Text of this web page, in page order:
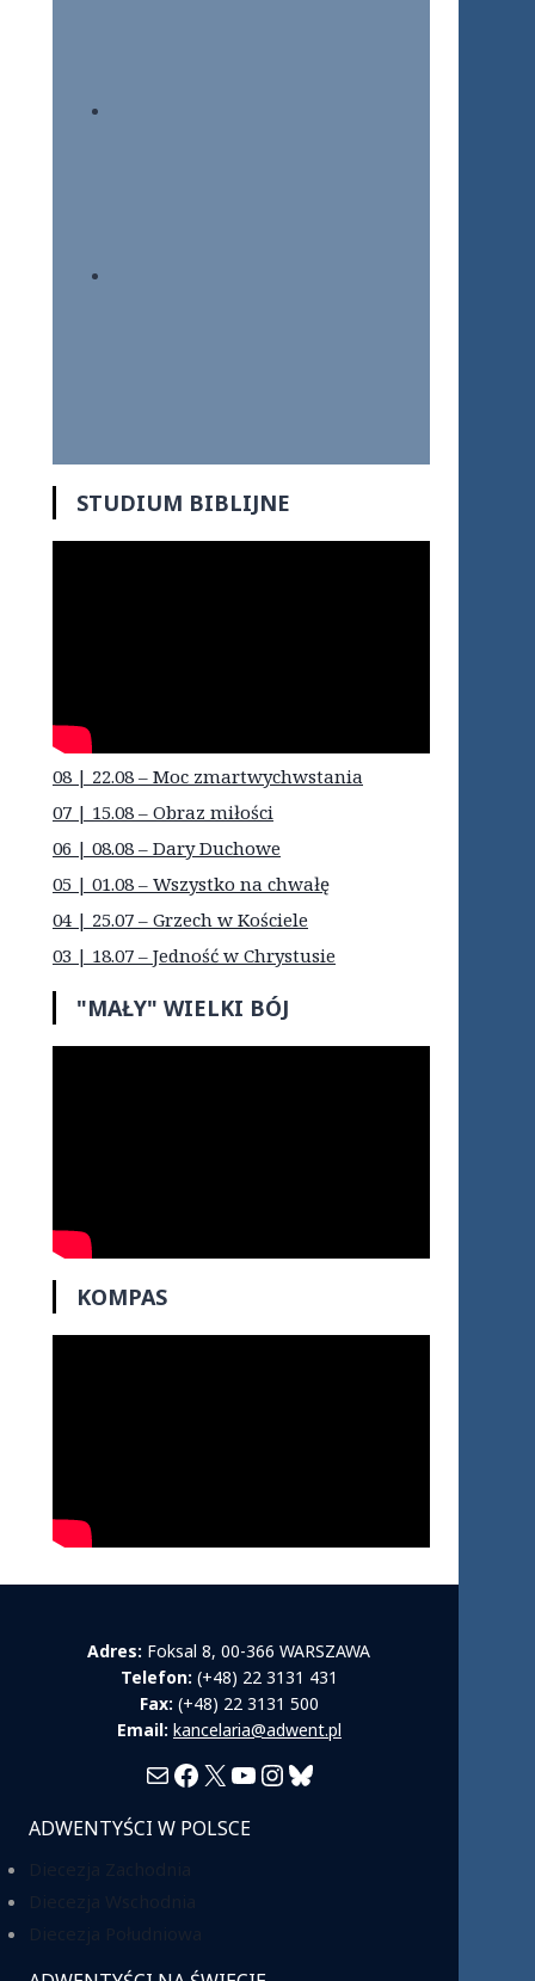
STUDIUM BIBLIJNE
08 | 22.08 – Moc zmartwychwstania
07 | 15.08 – Obraz miłości
06 | 08.08 – Dary Duchowe
05 | 01.08 – Wszystko na chwałę
04 | 25.07 – Grzech w Kościele
03 | 18.07 – Jedność w Chrystusie
"MAŁY" WIELKI BÓJ
KOMPAS
Adres: Foksal 8, 00-366 WARSZAWA
Telefon: (+48) 22 3131 431
Fax: (+48) 22 3131 500
Email: kancelaria@adwent.pl
MailFacebook
X YouTube
Instagram
Bluesky
ADWENTYŚCI W POLSCE